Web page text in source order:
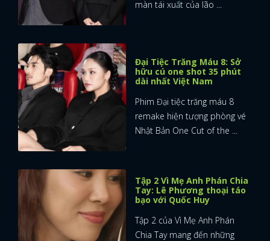
màn tái xuất của lão ...
Đại Tiệc Trăng Máu 8: Sở
hữu cú one shot 35 phút
dài nhất Việt Nam
Phim Đại tiệc trăng máu 8
remake hiện tượng phòng vé
Nhật Bản One Cut of the ...
Tập 2 Vì Mẹ Anh Phán Chia
Tay: Lê Phương thoại táo
bạo với Quốc Huy
Tập 2 của Vì Mẹ Anh Phán
Chia Tay mang đến những